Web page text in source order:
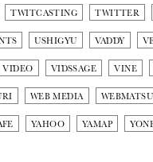
TWITCASTING TWITTER
USHIGYU VADDY
VIDEO VIDSSAGE VINE
WEB MEDIA
YAHOO YAMAP